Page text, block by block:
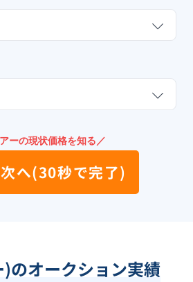
ーの現状価格を知る／
次へ(30秒で完了)
)のオークション実績